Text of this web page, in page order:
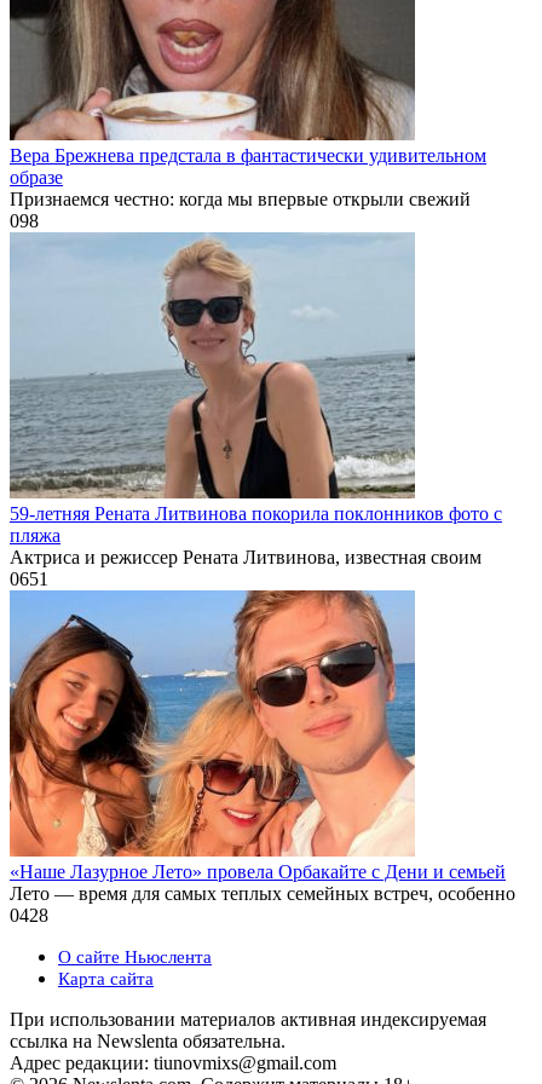
Вера Брежнева предстала в фантастически удивительном
образе
Признаемся честно: когда мы впервые открыли свежий
098
59-летняя Рената Литвинова покорила поклонников фото с
пляжа
Актриса и режиссер Рената Литвинова, известная своим
0651
«Наше Лазурное Лето» провела Орбакайте с Дени и семьей
Лето — время для самых теплых семейных встреч, особенно
0428
О сайте Ньюслента
Карта сайта
При использовании материалов активная индексируемая
ссылка на Newslenta обязательна.
Адрес редакции: tiunovmixs@gmail.com